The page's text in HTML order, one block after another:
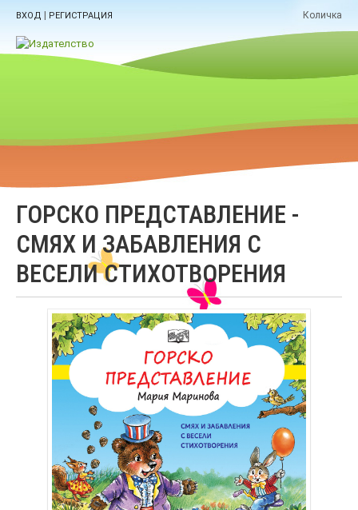
ВХОД | РЕГИСТРАЦИЯ Количка
ГОРСКО ПРЕДСТАВЛЕНИЕ -
СМЯХ И ЗАБАВЛЕНИЯ С
ВЕСЕЛИ СТИХОТВОРЕНИЯ